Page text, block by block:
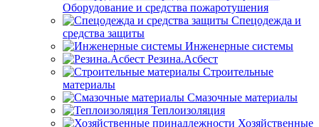
Оборудование и средства пожаротушения
Спецодежда и
средства защиты
Инженерные системы
Резина.Асбест
Строительные
материалы
Смазочные материалы
Теплоизоляция
Хозяйственные